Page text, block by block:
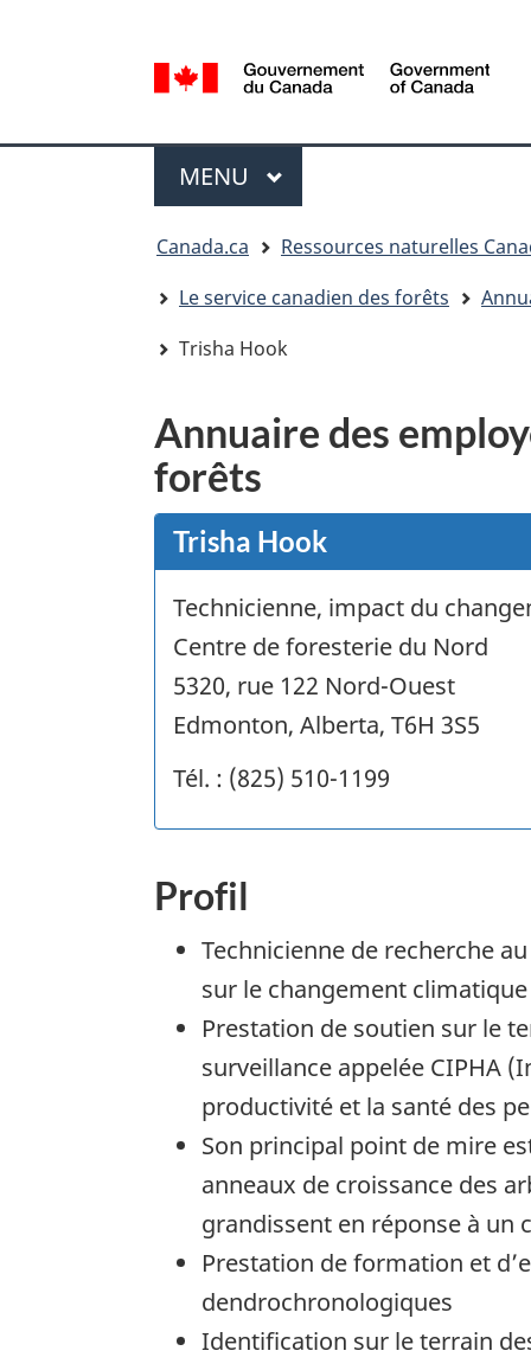
de
la
Government
MENU PRINCIPAL
Canada.ca
Ressources naturelles
Le service canadien des forêts
Trisha Hook
Annuaire des
forêts
Trisha Hook
Technicienne, impact du
Centre de foresterie du Nord
5320, rue 122 Nord-Ouest
Edmonton, Alberta, T6H 3S5
Tél. : (825) 510-1199
Profil
Technicienne de recherche
sur le changement climatique
Prestation de soutien sur le
surveillance appelée CIPHA
productivité et la santé des
Son principal point de mire
anneaux de croissance des
grandissent en réponse à un
Prestation de formation et
dendrochronologiques
Identification sur le terrain